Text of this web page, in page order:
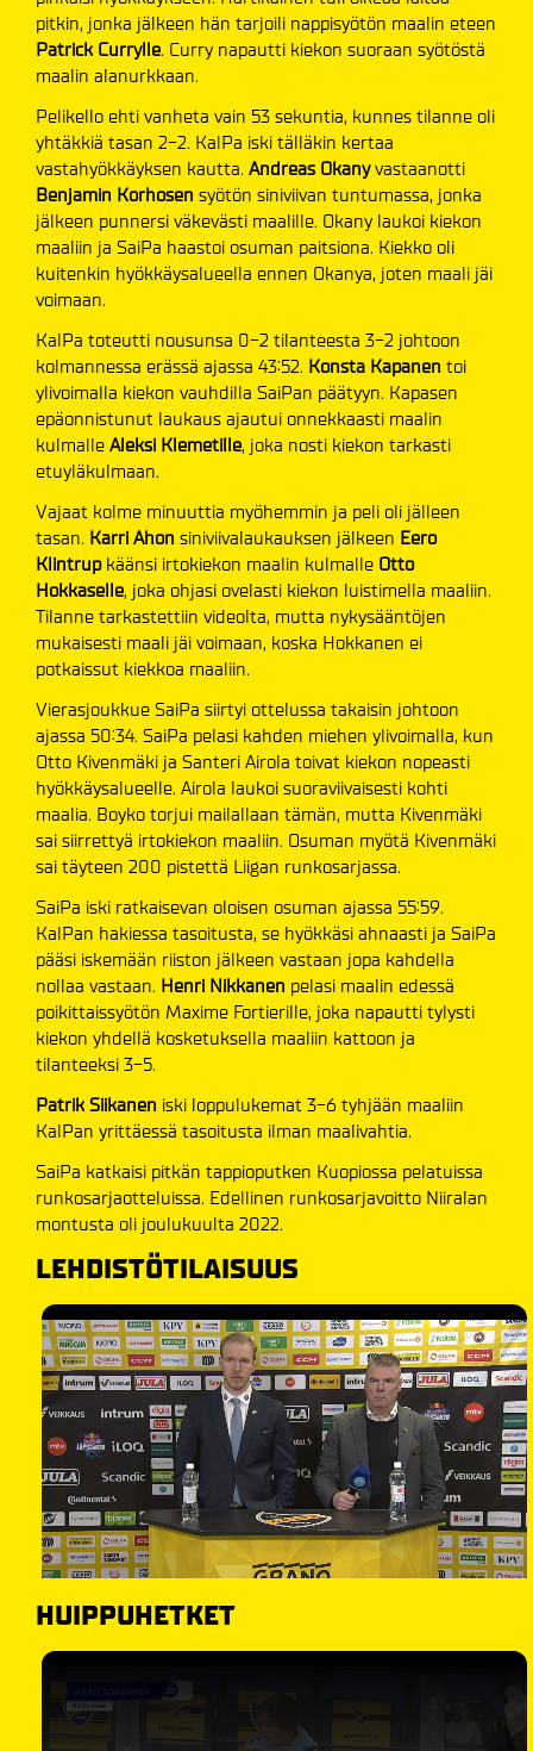
pitkin, jonka jälkeen hän tarjoili nappisyötön maalin eteen
Patrick Currylle. Curry napautti kiekon suoraan syötöstä
maalin alanurkkaan.
Pelikello ehti vanheta vain 53 sekuntia, kunnes tilanne oli
yhtäkkiä tasan 2-2. KalPa iski tälläkin kertaa
vastahyökkäyksen kautta. Andreas Okanyvastaanotti
Benjamin Korhosen syötön siniviivan tuntumassa, jonka
jälkeen punnersi väkevästi maalille. Okany laukoi kiekon
maaliin ja SaiPa haastoi osuman paitsiona. Kiekko oli
kuitenkin hyökkäysalueella ennen Okanya, joten maali jäi
voimaan.
KalPa toteutti nousunsa 0-2 tilanteesta 3-2 johtoon
kolmannessa erässä ajassa 43:52. Konsta Kapanen toi
ylivoimalla kiekon vauhdilla SaiPan päätyyn. Kapasen
epäonnistunut laukaus ajautui onnekkaasti maalin
kulmalle Aleksi Klemetille, joka nosti kiekon tarkasti
etuyläkulmaan.
Vajaat kolme minuuttia myöhemmin ja peli oli jälleen
tasan. Karri Ahon siniviivalaukauksen jälkeen Eero
Klintrupkäänsi irtokiekon maalin kulmalle Otto
Hokkaselle, joka ohjasi ovelasti kiekon luistimella maaliin.
Tilanne tarkastettiin videolta, mutta nykysääntöjen
mukaisesti maali jäi voimaan, koska Hokkanen ei
potkaissut kiekkoa maaliin.
Vierasjoukkue SaiPa siirtyi ottelussa takaisin johtoon
ajassa 50:34. SaiPa pelasi kahden miehen ylivoimalla, kun
Otto Kivenmäki ja Santeri Airola toivat kiekon nopeasti
hyökkäysalueelle. Airola laukoi suoraviivaisesti kohti
maalia. Boyko torjui mailallaan tämän, mutta Kivenmäki
sai siirrettyä irtokiekon maaliin. Osuman myötä Kivenmäki
sai täyteen 200 pistettä Liigan runkosarjassa.
SaiPa iski ratkaisevan oloisen osuman ajassa 55:59.
KalPan hakiessa tasoitusta, se hyökkäsi ahnaasti ja SaiPa
pääsi iskemään riiston jälkeen vastaan jopa kahdella
nollaa vastaan. Henri Nikkanen pelasi maalin edessä
poikittaissyötön Maxime Fortierille, joka napautti tylysti
kiekon yhdellä kosketuksella maaliin kattoon ja
tilanteeksi 3-5.
Patrik Siikanen iski loppulukemat 3-6 tyhjään maaliin
KalPan yrittäessä tasoitusta ilman maalivahtia.
SaiPa katkaisi pitkän tappioputken Kuopiossa pelatuissa
runkosarjaotteluissa. Edellinen runkosarjavoitto Niiralan
montusta oli joulukuulta 2022.
LEHDISTÖTILAISUUS
HUIPPUHETKET